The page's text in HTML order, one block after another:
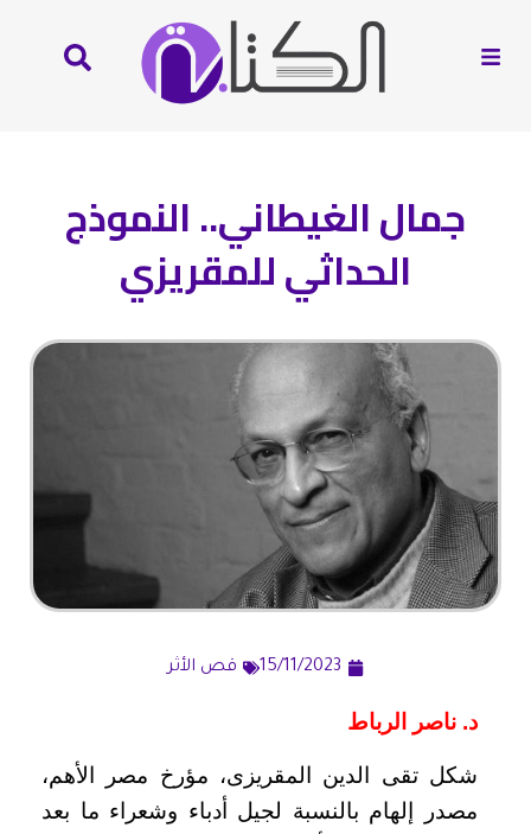
جمال الغيطاني.. النموذج
الحداثي للمقريزي
15/11/2023 قص الأثر
د. ناصر الرباط
شكل تقى الدين المقريزى، مؤرخ مصر الأهم،
مصدر إلهام بالنسبة لجيل أدباء وشعراء ما بعد